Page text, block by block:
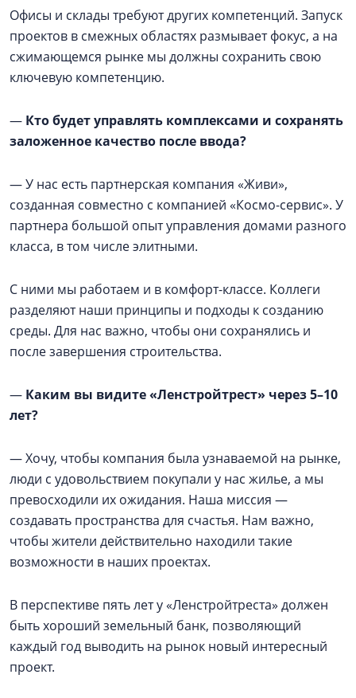
Офисы и склады требуют других компетенций. Запуск
проектов в смежных областях размывает фокус, а на
сжимающемся рынке мы должны сохранить свою
ключевую компетенцию.
— Кто будет управлять комплексами и сохранять
заложенное качество после ввода?
— У нас есть партнерская компания «Живи»,
созданная совместно с компанией «Космо-сервис». У
партнера большой опыт управления домами разного
класса, в том числе элитными.
С ними мы работаем и в комфорт-классе. Коллеги
разделяют наши принципы и подходы к созданию
среды. Для нас важно, чтобы они сохранялись и
после завершения строительства.
— Каким вы видите «Ленстройтрест» через 5–10
лет?
— Хочу, чтобы компания была узнаваемой на рынке,
люди с удовольствием покупали у нас жилье, а мы
превосходили их ожидания. Наша миссия —
создавать пространства для счастья. Нам важно,
чтобы жители действительно находили такие
возможности в наших проектах.
В перспективе пять лет у «Ленстройтреста» должен
быть хороший земельный банк, позволяющий
каждый год выводить на рынок новый интересный
проект.